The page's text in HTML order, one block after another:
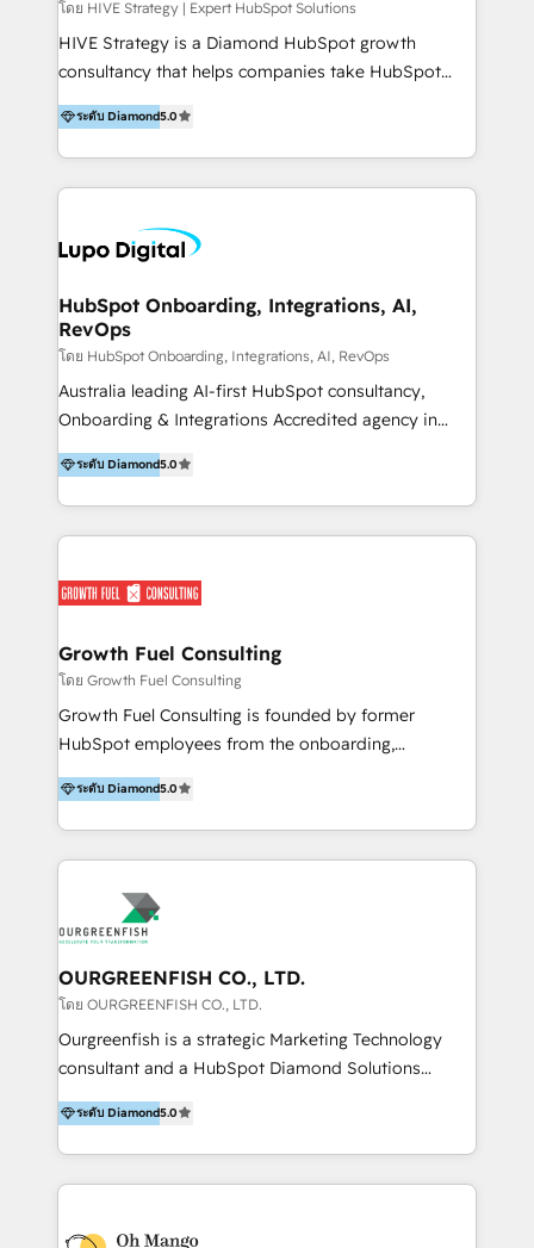
CRM e capacitação de equipes. [English] Inside is a
consulting firm focused on designing and
implementing sales and Customer Success (CS)
with hands-on execution. Our differentiator is
implementing the tools of the HubSpot ecosystem
various segments, offering customized solutions
that adhere to CRM best practices and team training.
โดย HIVE Strategy | Expert HubSpot Solutions
HIVE Strategy is a Diamond HubSpot growth
consultancy that helps companies take HubSpot
further than anyone else. We design AI-powered
ecosystems, build complex integrations, and back it
all with human-centered marketing strategy. We
multiply growth by combining HubSpot expertise,
in a variety of industries, but have a focus on
cybersecurity), education (K12 enrollment, hiring,
eLearning, and university enrollment), health, and
finance. Don't fit into one of those industries? No
worries. We have clients in over 40 industries! Let's
chat. We have also created the only SchoolMint →
Infinite Campus → HubSpot integration for K12
schools & networks! As a HubSpot Solutions Partner
solution architecture and implementation.
ระดับ Diamond5.0
HubSpot Onboarding, Integrations, AI,
RevOps
โดย HubSpot Onboarding, Integrations, AI, RevOps
Australia leading AI-first HubSpot consultancy,
Onboarding & Integrations Accredited agency in
Australia. We implement HubSpot & enable mid-
market businesses & their teams to grow across
sales, marketing, customer service, and revenue
operations. Your tried, tested, and proven pathway
organisations to scale their Solutions & AI Journey
Systems, Technology, and Governance​, practically
and safely. We combine deep HubSpot expertise
with human-led AI strategy and implementation to
deliver measurable ROI, faster time-to-value, and
apart: structured sprint delivery, transparent value-
based pricing, and a proven 30–90 day impact
Mastery, Workshops, RevOps, & custom integrations,
we are your embedded growth partner. Time to
ระดับ Diamond5.0
Growth Fuel Consulting
โดย Growth Fuel Consulting
Growth Fuel Consulting is founded by former
HubSpot employees from the onboarding,
professional services, HubSpot Partner, and
HubSpot software sales teams. With over 15 years
of combined in HubSpot experience and more than
300+ projects delivered, we are able to provide
ongoing strategy, and day-to-day operation of your
HubSpot software. Supercharge your HubSpot
growth journey with Growth Fuel Consulting!
ระดับ Diamond5.0
OURGREENFISH CO., LTD.
โดย OURGREENFISH CO., LTD.
Ourgreenfish is a strategic Marketing Technology
consultant and a HubSpot Diamond Solutions
Partner since 2018. With 20 years of experience, we
specialize in driving business growth through Data,
AI, and connected technology. We turn your data into
a strategic asset by building a Smart CRM
operations. By leveraging HubSpot Breeze AI, we
ระดับ Diamond5.0